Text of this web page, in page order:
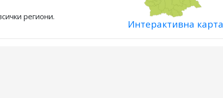
региони.
Интерактивна карта